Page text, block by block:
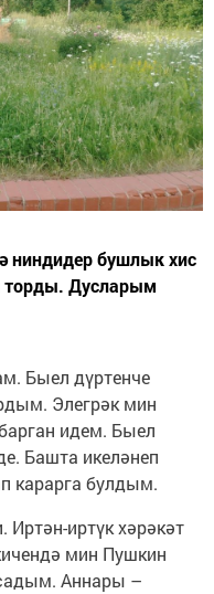
ниндидер бушлык хис
торды. Дусларым
Быел дүртенче
Элегрәк мин
идем. Быел
Башта икеләнеп
карарга булдым.
Иртән-иртүк хәрәкәт
мин Пушкин
Аннары –